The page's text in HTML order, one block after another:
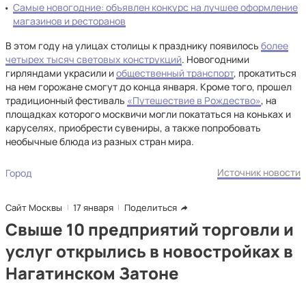
Самые новогодние: объявлен конкурс на лучшее оформление
магазинов и ресторанов
В этом году на улицах столицы к празднику появилось более
четырех тысяч световых конструкций. Новогодними
гирляндами украсили иобщественный транспорт, прокатиться
на нем горожане смогут до конца января. Кроме того, прошел
традиционный фестиваль «Путешествие в Рождество», на
площадках которого москвичи могли покататься на коньках и
каруселях, приобрести сувениры, а также попробовать
необычные блюда из разных стран мира.
Город Источник новости
Сайт Москвы 17 января Поделиться
Свыше 10 предприятий торговли и
услуг открылись в новостройках в
Нагатинском Затоне